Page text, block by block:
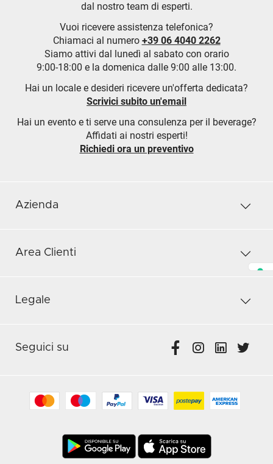
dal nostro team di esperti.
Vuoi ricevere assistenza telefonica?
Chiamaci al numero +39 06 4040 2262
Siamo attivi dal lunedì al sabato con orario
9:00-18:00 e la domenica dalle 9:00 alle 13:00.
Hai un locale e desideri ricevere un'offerta dedicata?
Scrivici subito un'email
Hai un evento e ti serve una consulenza per il beverage?
Affidati ai nostri esperti!
Richiedi ora un preventivo
Azienda
Area Clienti
Legale
Seguici su